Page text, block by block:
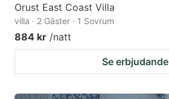
Orust East Coast Villa
villa · 2 Gäster · 1 Sovrum
884 kr /natt
Se erbjudande